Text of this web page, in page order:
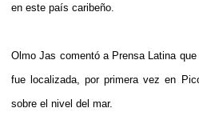
en este país caribeño.
Olmo Jas comentó a Prensa Latina
fue localizada, por primera vez en
sobre el nivel del mar.